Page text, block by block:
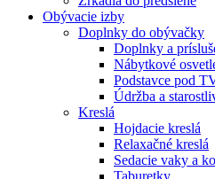
Obývacie izby
Doplnky do obývačky
Doplnky a
Nábytkové
Podstavce pod
Údržba a
Kreslá
Hojdacie kreslá
Relaxačné kreslá
Sedacie vaky a
Taburetky